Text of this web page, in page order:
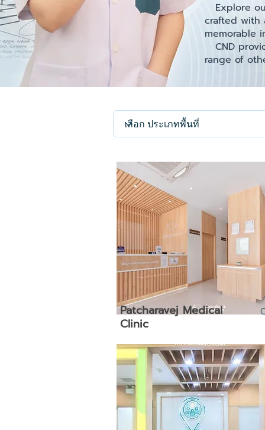
Explore
crafted with
memorable
CND
range of
Patcharavej Medical
Clinic